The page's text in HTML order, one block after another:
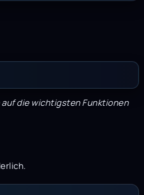
die wichtigsten Funktionen